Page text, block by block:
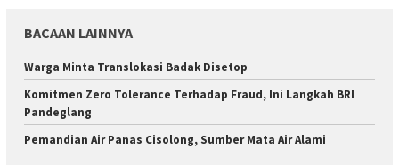
BACAAN LAINNYA
Warga Minta Translokasi Badak Disetop
Komitmen Zero Tolerance Terhadap Fraud, Ini Langkah BRI
Pandeglang
Pemandian Air Panas Cisolong, Sumber Mata Air Alami